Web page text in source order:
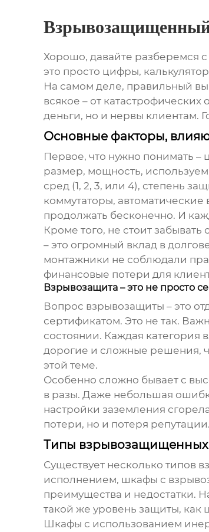
Хорошо, давайте разберемся с
это просто цифры,
На самом деле, правильный
всякое – от
деньги, но и нервы клиентам.
Основные факторы,
Первое, что нужно понимать –
размер, мощность,
сред (1, 2, 3, или 4), степень
коммутаторы,
продолжать бесконечно. И
Кроме того, не стоит
– это огромный вклад в
монтажники не соблюдали
финансовые потери для
Взрывозащита – это не просто
Вопрос взрывозащиты – это
сертификатом. Это не так.
состоянии. Каждая категория
дорогие и сложные решения,
этой теме.
Особенно сложно бывает с
в разы. Даже небольшая
настройки заземления
потери, но и потеря репутации.
Типы взрывозащищенных
Существует несколько типов
исполнением, шкафы с
преимущества и недостатки.
такой же уровень защиты,
Шкафы с использованием